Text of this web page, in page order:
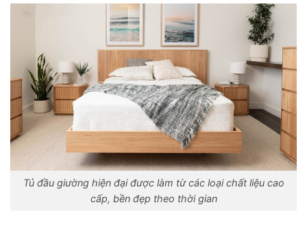
Tủ đầu giường hiện đại được làm từ các loại chất liệu cao
cấp, bền đẹp theo thời gian